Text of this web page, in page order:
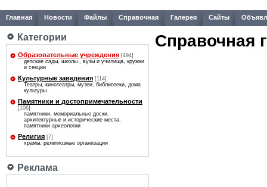
Главная Новости Файлы Справочная Галерея Сайты
Категории
Образовательные учреждения [494]
детские сады, школы , вузы и училища, кружки
и секции
Культурные заведения [114]
Театры, кинотеатры, музеи, библиотеки, дома
культуры
Памятники и достопримечательности
[106]
памятники, мемориальные доски,
архитектурные и исторические места,
памятники археологии
Религия [7]
храмы, религиозные организации
Реклама
Справочная